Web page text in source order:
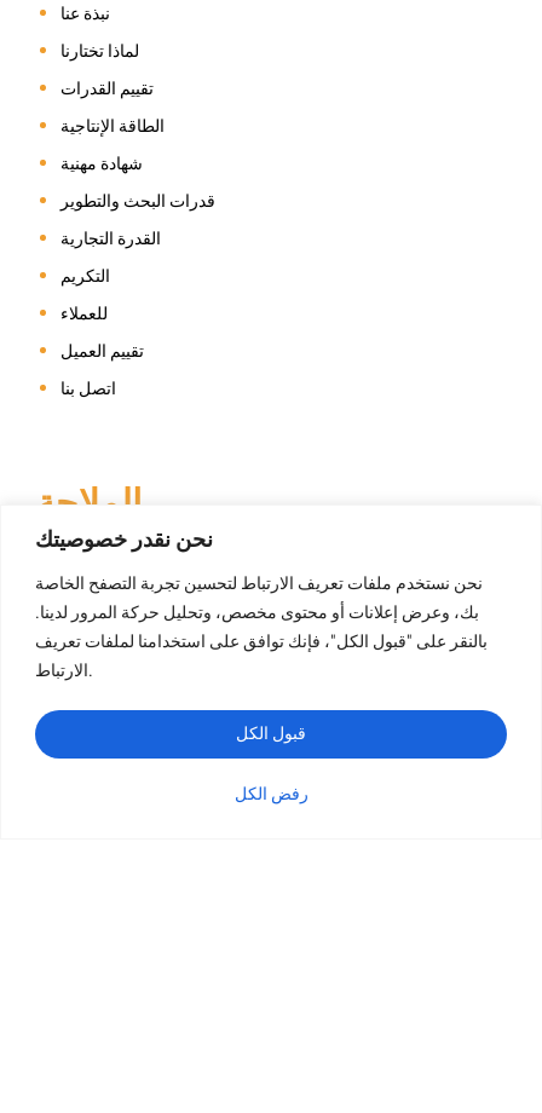
نحن نقدر خصوصيتك
نحن نستخدم ملفات تعريف الارتباط لتحسين تجربة التصفح الخاصة
بك، وعرض إعلانات أو محتوى مخصص، وتحليل حركة المرور لدينا.
بالنقر على "قبول الكل"، فإنك توافق على استخدامنا لملفات تعريف
الارتباط.
رفض الكل
قبول الكل
نبذة عنا
لماذا تختارنا
تقييم القدرات
الطاقة الإنتاجية
شهادة مهنية
قدرات البحث والتطوير
القدرة التجارية
التكريم
للعملاء
تقييم العميل
اتصل بنا
الملاحة
طباعة الكتب
طباعة الكتب ذات الغلاف المقوى
طباعة الكتب بغلاف ورقي ورقي الورق
طباعة الكتاب اللوحي